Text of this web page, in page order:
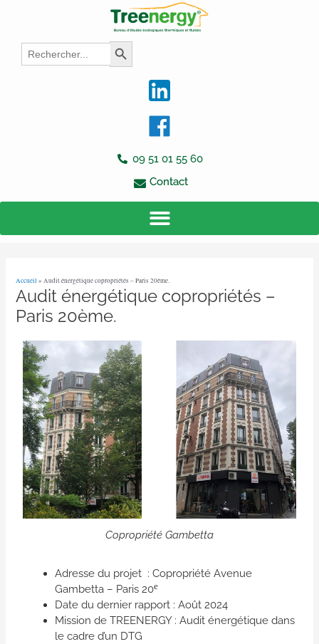
Search
for:
Search Button
09 51 01 55 60
Contact
Accueil » Audit énergétique copropriétés – Paris 20ème.
Audit énergétique copropriétés –
Paris 20ème.
Copropriété Gambetta
Adresse du projet : Copropriété Avenue
Gambetta – Paris 20e
Date du dernier rapport : Août 2024
Mission de TREENERGY : Audit énergétique dans
le cadre d’un DTG